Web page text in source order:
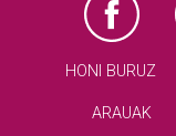
HONI BURUZ
ARAUAK